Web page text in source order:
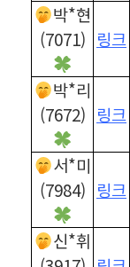
박*현
(7071) 링크
박*리
(7672) 링크
서*미
(7984) 링크
신*휘